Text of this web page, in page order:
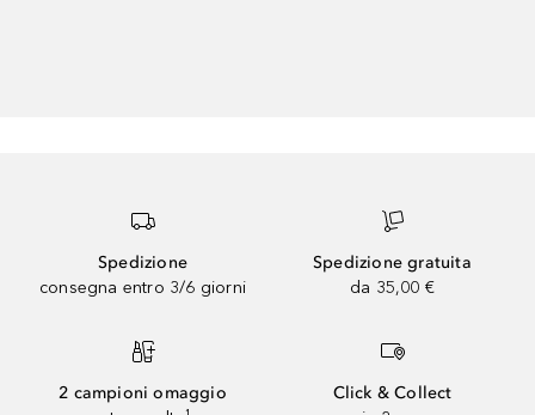
Spedizione
consegna entro 3/6 giorni
Spedizione gratuita
da 35,00 €
2 campioni omaggio
Click & Collect